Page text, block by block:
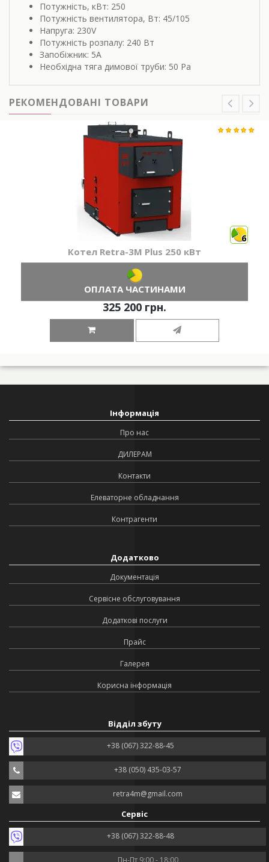
Потужність, кВт: 250
Потужність вентилятора, Вт: 45/105
Напруга: 230V
Потужність розпалу: 240 Вт
Запобіжник: 5A
Необхідна тяга димової труби: 50 Pa
РЕКОМЕНДОВАНІ ТОВАРИ
6
Котел Retra-3М Plus 250 кВт
ОПЛАТА ЧАСТИНАМИ
325 200 грн.
Інформація
Про нас
ДИЛЕРАМ
Контакти
Елеваторне обладнання
Контрагенти
Додатково
Документація
Сервісне обслуговування
Додаткові послуги
Прайс
Галерея
Корисна інформація
Відділ збуту
+38 (067) 322-88-45
+38 (050) 435-03-57
retra4m@gmail.com
Сервіс
+38 (067) 322-88-48
Пн-Пт 9:00 - 18:00